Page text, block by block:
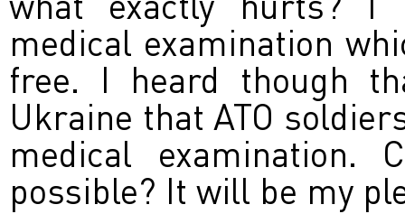
medical examination
free. I heard though
Ukraine that ATO
medical
possible? It will be my